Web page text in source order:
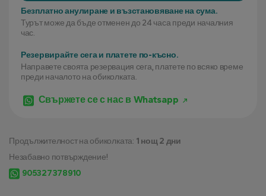
Безплатно анулиране и възстановяване на сума.
Турът може да бъде отменен до 24 часа преди началния
час.
Резервирайте сега и платете по-късно.
Направете своята резервация сега, платете по всяко време
преди началото на обиколката.
Свържете се с нас в Whatsapp
Продължителност на обиколката: 1 нощ 2 дни
Незабавно потвърждение!
905327378910